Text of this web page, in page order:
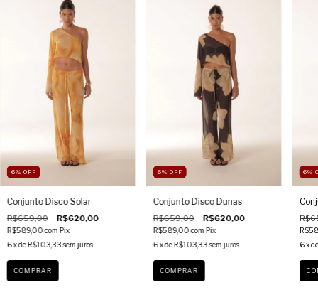
6% OFF
Conjunto Disco Solar
R$659,00 R$620,00
R$589,00com Pix
6x deR$103,33 sem juros
COMPRAR
6% OFF
Conjunto Disco Dunas
R$659,00 R$620,00
R$589,00com Pix
6x deR$103,33 sem juros
COMPRAR
6%
6 x